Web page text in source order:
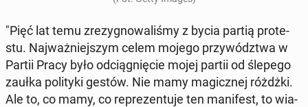
"Pięć lat temu zre­zy­gno­wa­li­śmy z bycia partią pro­te­
stu. Naj­waż­niej­szym celem mojego przy­wódz­twa w
Partii Pracy było od­cią­gnię­cie mojej partii od ślepego
zaułka po­li­ty­ki gestów. Nie mamy ma­gicz­nej różdżki.
Ale to, co mamy, co re­pre­zen­tu­je ten ma­ni­fest, to wia­